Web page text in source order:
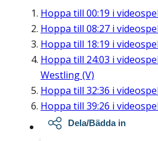
Hoppa till 00:19 i
Hoppa till 08:27 i
Hoppa till 18:19 i
Hoppa till 24:03 i
Westling (V)
Hoppa till 32:36 i
Hoppa till 39:26 i
Dela/Bädda in